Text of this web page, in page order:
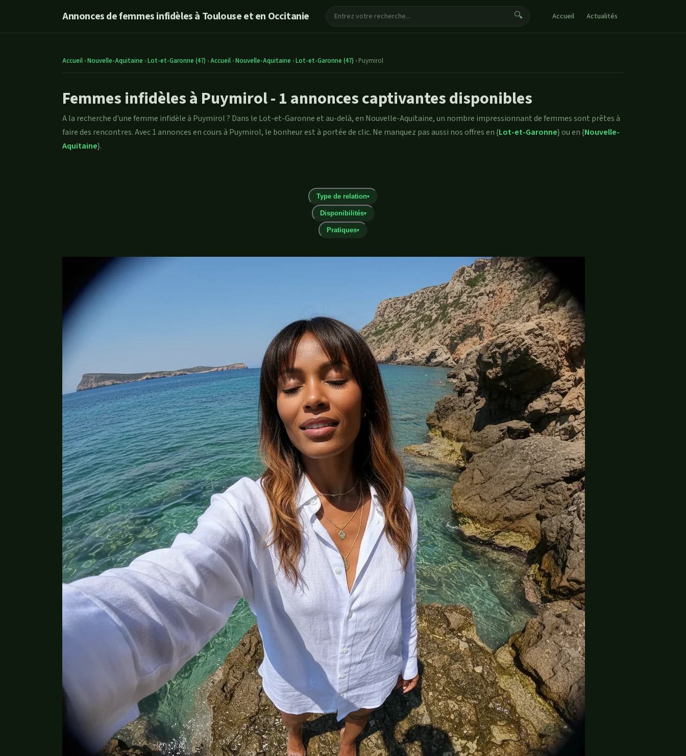
Annonces de femmes infidèles à Toulouse et en Occitanie 🔍 Accueil Actualités
Accueil ›Nouvelle-Aquitaine ›Lot-et-Garonne (47) ›Accueil ›Nouvelle-Aquitaine ›Lot-et-Garonne (47) › Puymirol
Femmes infidèles à Puymirol - 1 annonces captivantes disponibles
A la recherche d'une femme infidèle à Puymirol ? Dans le Lot-et-Garonne et au-delà, en Nouvelle-Aquitaine, un nombre impressionnant de femmes sont prêtes à
faire des rencontres. Avec 1 annonces en cours à Puymirol, le bonheur est à portée de clic. Ne manquez pas aussi nos offres en {Lot-et-Garonne} ou en {Nouvelle-
Aquitaine}.
Type de relation▾
Disponibilités▾
Pratiques▾